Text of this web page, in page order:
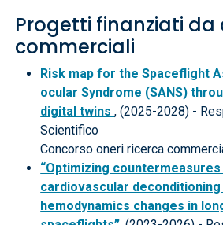
Progetti finanziati
commerciali
Risk map for the Spaceflight
ocular Syndrome (SANS)
digital twins, (2025-2028) -
Scientifico
Concorso oneri ricerca
“Optimizing
cardiovascular
hemodynamics changes in